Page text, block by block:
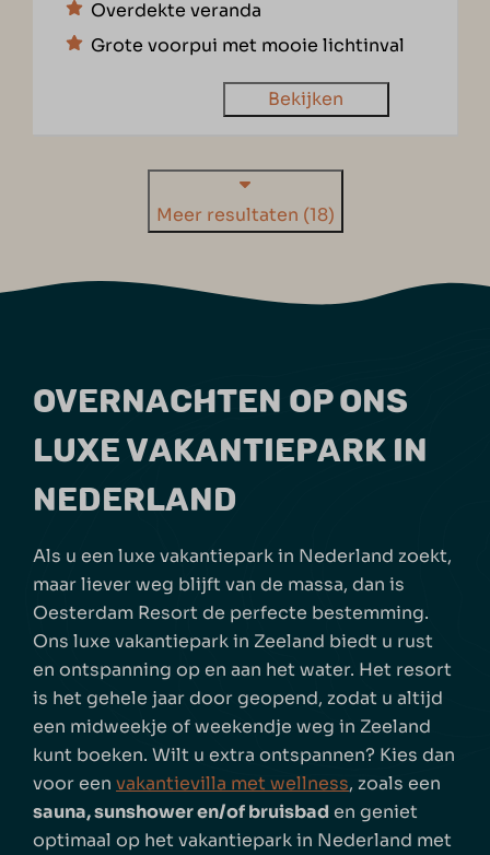
Overdekte veranda
Grote voorpui met mooie lichtinval
Bekijken
Meer resultaten (18)
OVERNACHTEN OP ONS
LUXE VAKANTIEPARK IN
NEDERLAND
Als u een luxe vakantiepark in Nederland zoekt,
maar liever weg blijft van de massa, dan is
Oesterdam Resort de perfecte bestemming.
Ons luxe vakantiepark in Zeeland biedt u rust
en ontspanning op en aan het water. Het resort
is het gehele jaar door geopend, zodat u altijd
een midweekje of weekendje weg in Zeeland
kunt boeken. Wilt u extra ontspannen? Kies dan
voor eenvakantievilla met wellness, zoals een
sauna, sunshower en/of bruisbad en geniet
optimaal op het vakantiepark in Nederland met